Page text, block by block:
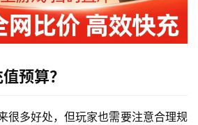
预算？
很多好处，但玩家也需要注意合理规